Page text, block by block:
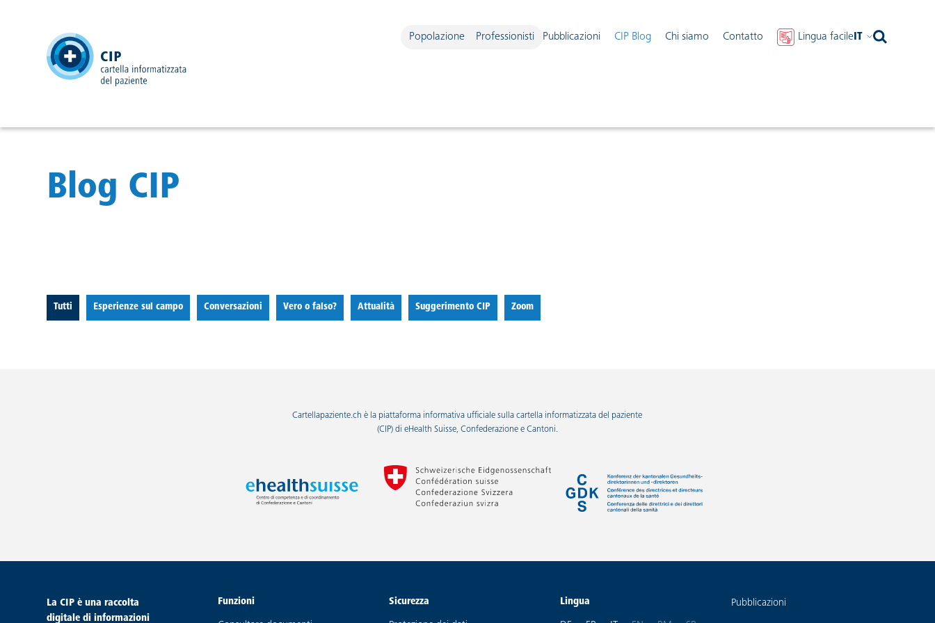
Popolazione Professionisti Pubblicazioni CIP Blog Chi siamo Contatto Lingua facile IT
Blog CIP
filtro attivo:
Tutti filtro:
Esperienze sul campo filtro:
Conversazioni filtro :
Vero o falso? filtro:
Attualità filtro:
Suggerimento CIP filtro:
Zoom
Cartellapaziente.ch è la piattaforma informativa ufficiale sulla cartella informatizzata del paziente
(CIP) di eHealth Suisse, Confederazione e Cantoni.
piè di pagina
La CIP è una raccolta
digitale di informazioni
Funzioni Sicurezza Lingua Pubblicazioni